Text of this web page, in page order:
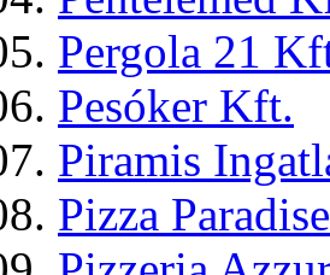
Pergola 21
Pesóker Kft.
Piramis
Pizza Paradise